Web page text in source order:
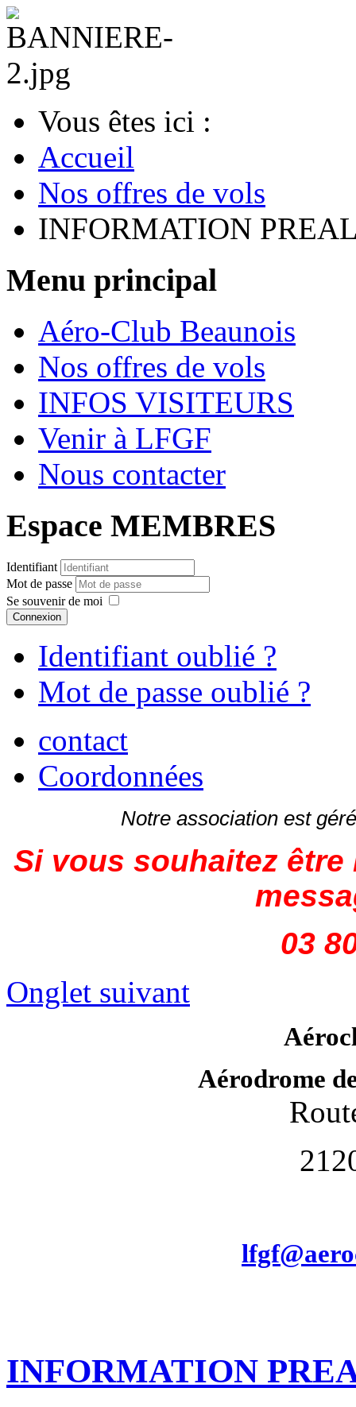
Vous êtes ici :
Accueil
Nos offres de vols
INFORMATION
Menu principal
Aéro-Club Beaunois
Nos offres de vols
INFOS VISITEURS
Venir à LFGF
Nous contacter
Espace MEMBRES
Identifiant
Mot de passe
Se souvenir de moi
Connexion
Identifiant oublié ?
Mot de passe oublié ?
contact
Coordonnées
Notre association est
Si vous souhaitez
03
Onglet suivant
Aérodrome
INFORMATION